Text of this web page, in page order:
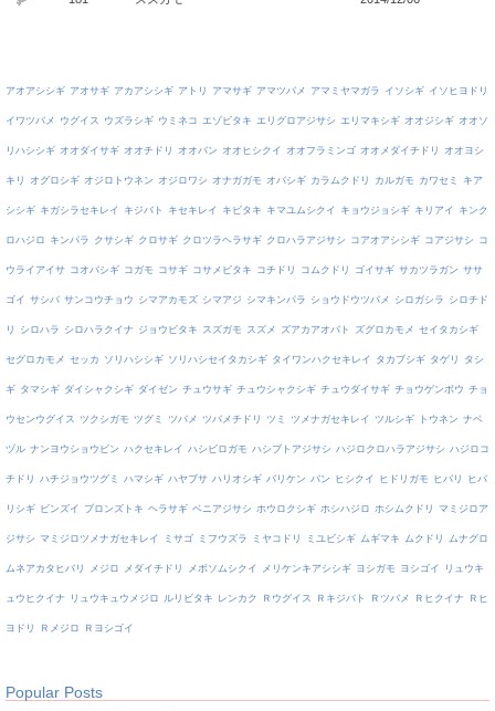
アオアシシギ アオサギ アカアシシギ アトリ アマサギ アマツバメ アマミヤマガラ イソシギ イソヒヨドリ
イワツバメ ウグイス ウズラシギ ウミネコ エゾビタキ エリグロアジサシ エリマキシギ オオジシギ オオソ
リハシシギ オオダイサギ オオチドリ オオバン オオヒシクイ オオフラミンゴ オオメダイチドリ オオヨシ
キリ オグロシギ オジロトウネン オジロワシ オナガガモ オバシギ カラムクドリ カルガモ カワセミ キア
シシギ キガシラセキレイ キジバト キセキレイ キビタキ キマユムシクイ キョウジョシギ キリアイ キンク
ロハジロ キンパラ クサシギ クロサギ クロツラヘラサギ クロハラアジサシ コアオアシシギ コアジサシ コ
ウライアイサ コオバシギ コガモ コサギ コサメビタキ コチドリ コムクドリ ゴイサギ サカツラガン ササ
ゴイ サシバ サンコウチョウ シマアカモズ シマアジ シマキンパラ ショウドウツバメ シロガシラ シロチド
リ シロハラ シロハラクイナ ジョウビタキ スズガモ スズメ ズアカアオバト ズグロカモメ セイタカシギ
セグロカモメ セッカ ソリハシシギ ソリハシセイタカシギ タイワンハクセキレイ タカブシギ タゲリ タシ
ギ タマシギ ダイシャクシギ ダイゼン チュウサギ チュウシャクシギ チュウダイサギ チョウゲンボウ チョ
ウセンウグイス ツクシガモ ツグミ ツバメ ツバメチドリ ツミ ツメナガセキレイ ツルシギ トウネン ナベ
ヅル ナンヨウショウビン ハクセキレイ ハシビロガモ ハシブトアジサシ ハジロクロハラアジサシ ハジロコ
チドリ ハチジョウツグミ ハマシギ ハヤブサ ハリオシギ バリケン バン ヒシクイ ヒドリガモ ヒバリ ヒバ
リシギ ビンズイ ブロンズトキ ヘラサギ ベニアジサシ ホウロクシギ ホシハジロ ホシムクドリ マミジロア
ジサシ マミジロツメナガセキレイ ミサゴ ミフウズラ ミヤコドリ ミユビシギ ムギマキ ムクドリ ムナグロ
ムネアカタヒバリ メジロ メダイチドリ メボソムシクイ メリケンキアシシギ ヨシガモ ヨシゴイ リュウキ
ュウヒクイナ リュウキュウメジロ ルリビタキ レンカク Ｒウグイス Ｒキジバト Ｒツバメ Ｒヒクイナ Ｒヒ
ヨドリ Ｒメジロ Ｒヨシゴイ
Popular Posts